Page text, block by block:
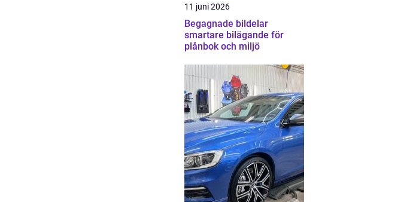
11 juni 2026
Begagnade bildelar
smartare bilägande för
plånbok och miljö